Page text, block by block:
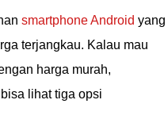
smartphone Android yang
terjangkau. Kalau mau
harga murah,
lihat tiga opsi